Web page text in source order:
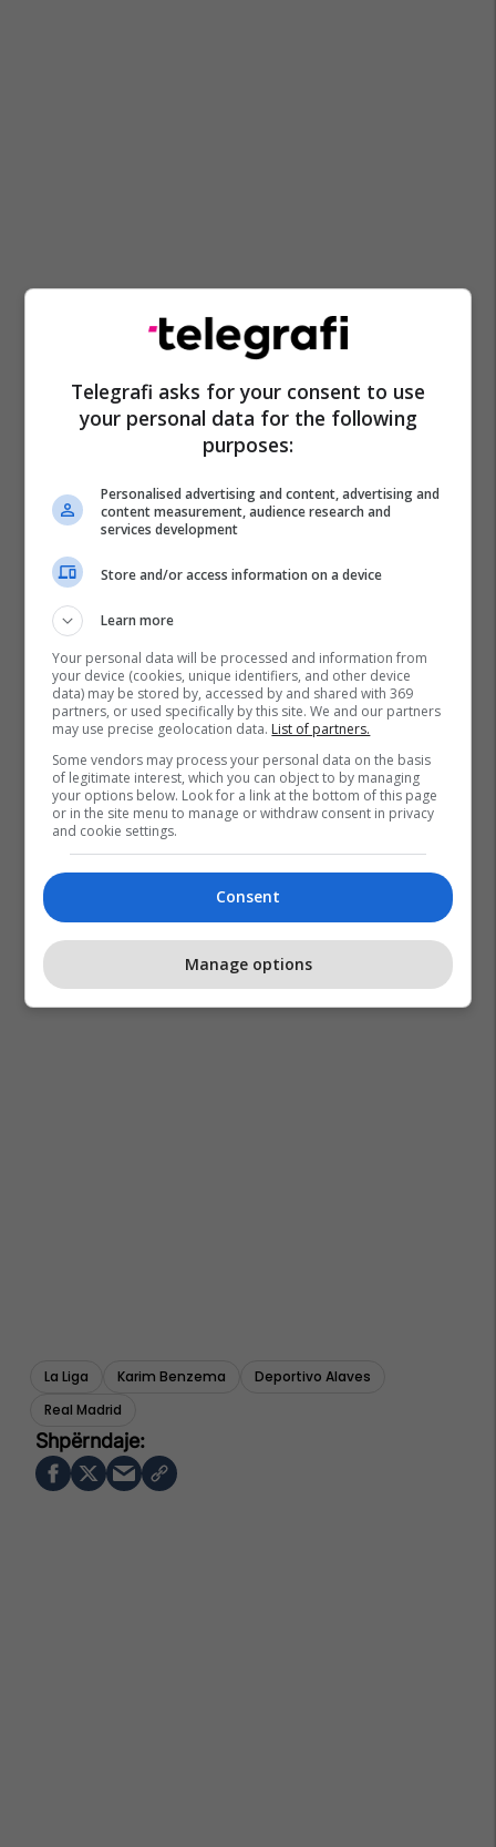
La Liga Karim Benzema
Deportivo Alaves
Real Madrid
Telegrafi asks for your consent to use
your personal data for the following
purposes:
Personalised advertising and content, advertising and
content measurement, audience research and
services development
Store and/or access information on a device
Learn more
Your personal data will be processed and information from
your device (cookies, unique identifiers, and other device
data) may be stored by, accessed by and shared with 369
partners, or used specifically by this site. We and our partners
may use precise geolocation data. List of partners.
Some vendors may process your personal data on the basis
of legitimate interest, which you can object to by managing
your options below. Look for a link at the bottom of this page
or in the site menu to manage or withdraw consent in privacy
and cookie settings.
Consent
Manage options